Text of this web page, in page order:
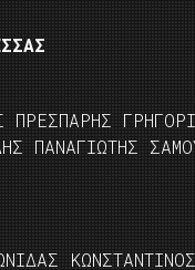
ΠΡΕΣΠΑΡΗΣ
ΠΑΝΑΓΙΩΤΗΣ